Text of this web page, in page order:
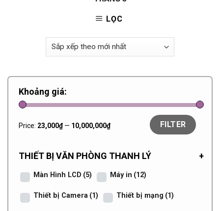
LỌC
Khoảng giá:
FILTER
Price: 23,000₫— 10,000,000₫
THIẾT BỊ VĂN PHÒNG THANH LÝ +
Màn Hình LCD (5) Máy in (12)
Thiết bị Camera (1) Thiết bị mạng (1)